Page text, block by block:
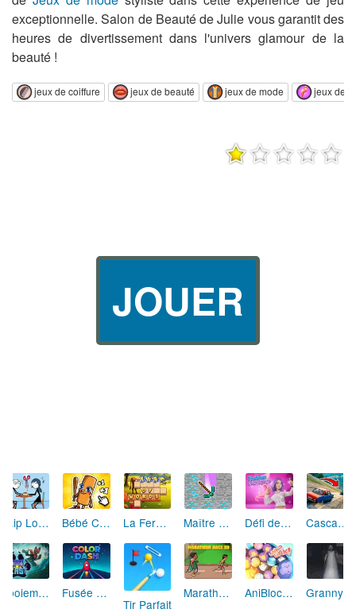
exceptionnelle. Salon de Beauté de Julie vous garantit des
heures de divertissement dans l'univers glamour de la
beauté !
jeux de coiffure jeux de beauté jeux de mode jeux de
JOUER
Skip Love: L'Amour en Péril Bébé Clic Italien: La Folie des Petits Bambins La Ferme des Mots - Cultivez votre Vocabulaire Maître de la Destruction: Fusion de Pioches Défi de Mode: Star du Podium Cascades Folles 3D
Aboiement Stellaire : Aventure Canine Fusée Chromatique: La Course des Couleurs
Tir Parfait
Marathon Champion io AniBlocos: Connecte les Animaux Mignons!